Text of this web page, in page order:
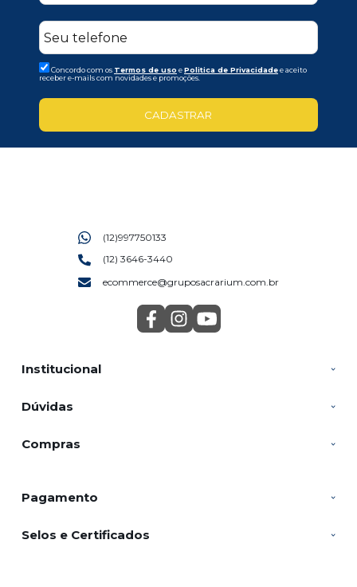
Concordo com os Termos de uso ePolitica de Privacidadee aceito
receber e-mails com novidades e promoções.
CADASTRAR
Institucional
Dúvidas
Compras
(12)997750133
(12) 3646-3440
ecommerce@gruposacrarium.com.br
Pagamento
Selos e Certificados